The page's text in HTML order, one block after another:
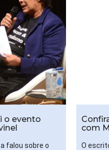
o evento
falou sobre o
com
O